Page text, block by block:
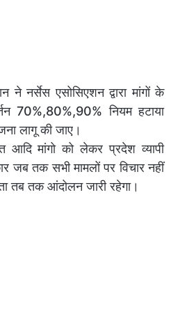
ने नर्सेस एसोसिएशन द्वारा मांगों के
70%,80%,90% नियम हटाया
लागू की जाए।
आदि मांगो को लेकर प्रदेश व्यापी
जब तक सभी मामलों पर विचार नहीं
तब तक आंदोलन जारी रहेगा।